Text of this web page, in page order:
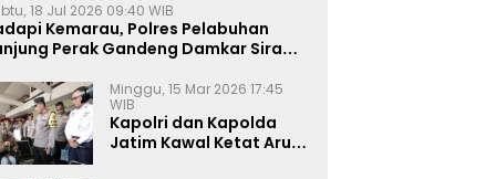
18 Jul 2026 09:40 WIB
Kemarau, Polres Pelabuhan
Perak Gandeng Damkar Siram
Minggu, 15 Mar 2026 17:45
WIB
Kapolri dan Kapolda
Jatim Kawal Ketat Arus